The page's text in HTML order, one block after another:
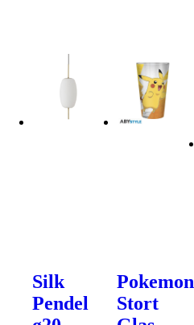
Silk
Pendel
Pokemon
Stort